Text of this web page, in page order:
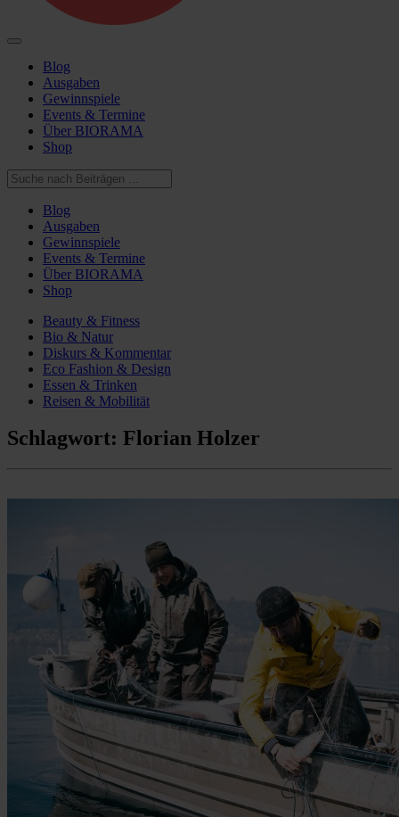
Blog
Ausgaben
Gewinnspiele
Events & Termine
Über BIORAMA
Shop
Blog
Ausgaben
Gewinnspiele
Events & Termine
Über BIORAMA
Shop
Beauty & Fitness
Bio & Natur
Diskurs & Kommentar
Eco Fashion & Design
Essen & Trinken
Reisen & Mobilität
Schlagwort: Florian Holzer